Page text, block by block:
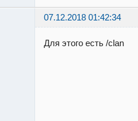
07.12.2018 01:42:34
Для этого есть /clan